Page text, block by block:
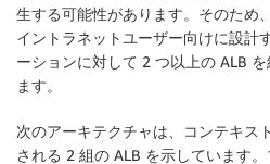
生する可能性があります。そのため
イントラネットユーザー向けに設計
ーションに対して 2 つ以上の ALB
ます。
次のアーキテクチャは、コンテキス
される 2 組の ALB を示しています